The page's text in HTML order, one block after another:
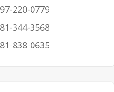
220-0779
344-3568
838-0635